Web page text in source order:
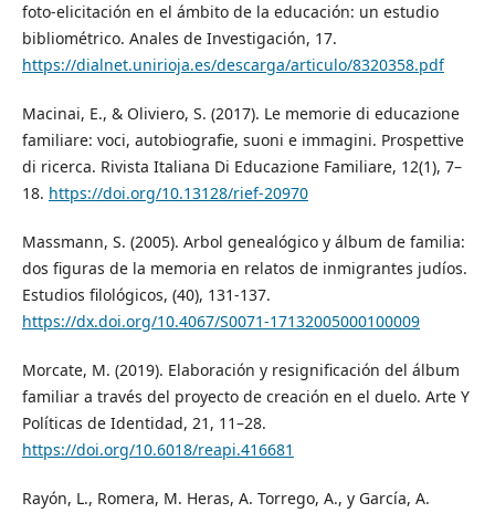
foto-elicitación en el ámbito de la educación: un estudio
bibliométrico. Anales de Investigación, 17.
https://dialnet.unirioja.es/descarga/articulo/8320358.pdf
Macinai, E., & Oliviero, S. (2017). Le memorie di educazione
familiare: voci, autobiografie, suoni e immagini. Prospettive
di ricerca. Rivista Italiana Di Educazione Familiare, 12(1), 7–
18. https://doi.org/10.13128/rief-20970
‌Massmann, S. (2005). Arbol genealógico y álbum de familia:
dos figuras de la memoria en relatos de inmigrantes judíos.
Estudios filológicos, (40), 131-137.
https://dx.doi.org/10.4067/S0071-17132005000100009
Morcate, M. (2019). Elaboración y resignificación del álbum
familiar a través del proyecto de creación en el duelo. Arte Y
Políticas de Identidad, 21, 11–28.
https://doi.org/10.6018/reapi.416681
Rayón, L., Romera, M. Heras, A. Torrego, A., y García, A.